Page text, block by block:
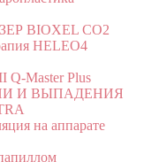
BIOXEL CO2
HELEO4
Q-Master Plus
И ВЫПАДЕНИЯ
на аппарате